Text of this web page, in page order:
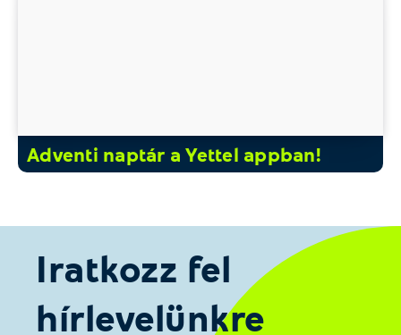
Adventi naptár a Yettel appban!
Iratkozz fel
hírlevelünkre